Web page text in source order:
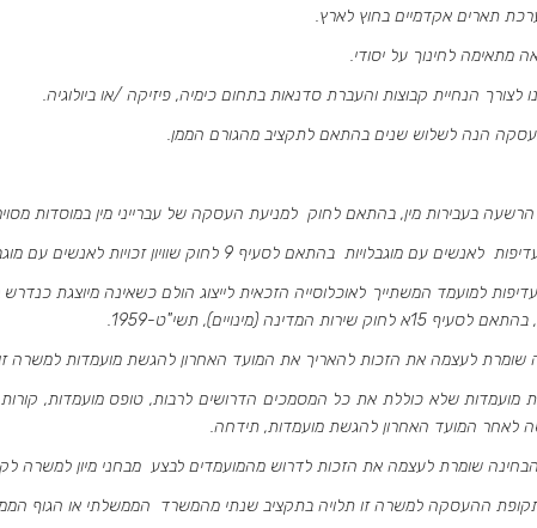
תארים אקדמיים בחוץ לארץ.
מתאימה לחינוך על יסודי.
לצורך הנחיית קבוצות והעברת סדנאות בתחוםכימיה, פיזיקה /או ביולוגיה.
הנה לשלוש שנים בהתאם לתקציב מהגורם הממן.
בעבירות מין, בהתאם לחוק למניעת העסקה של עברייני מין במוסדות
עם מוגבלויות בהתאם לסעיף 9 לחוק שוויון זכויות לאנשים עם מוגבלות, התשנ"ח 1998
למועמד המשתייך לאוכלוסייה הזכאית לייצוג הולם כשאינה מיוצגת
לחוק שירות המדינה (מינויים), תשי"ט-1959.
שומרת לעצמה את הזכות להאריך את המועד האחרון להגשת מועמדות למשרה
מועמדות שלא כוללת את כל המסמכים הדרושים לרבות, טופס מועמדות,
לאחר המועד האחרון להגשת מועמדות, תידחה.
שומרת לעצמה את הזכות לדרוש מהמועמדים לבצע מבחני מיון למשרה
ההעסקה למשרה זו תלויה בתקציב שנתי מהמשרד הממשלתי או הגוף